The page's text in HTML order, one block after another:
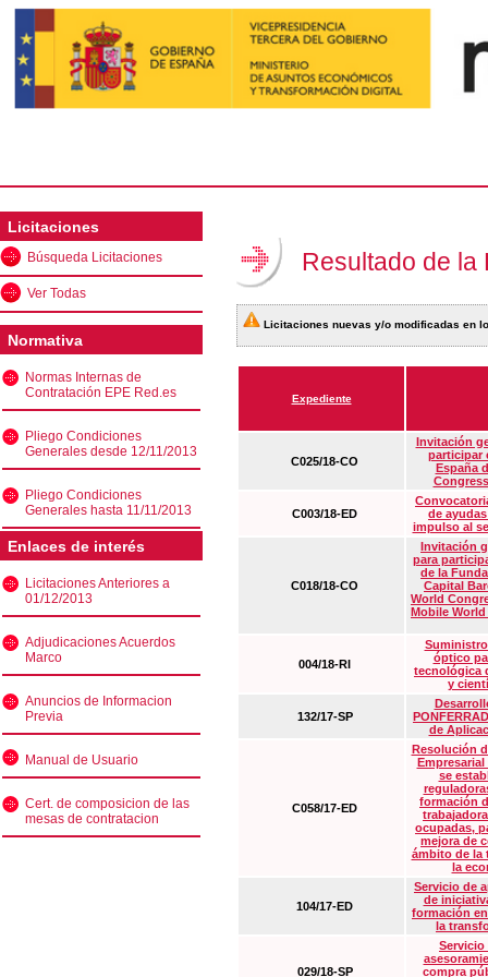
Licitaciones
Búsqueda Licitaciones
Ver Todas
Normativa
Normas Internas de
Contratación EPE Red.es
Pliego Condiciones
Generales desde 12/11/2013
Pliego Condiciones
Generales hasta 11/11/2013
Enlaces de interés
Licitaciones Anteriores a
01/12/2013
Adjudicaciones Acuerdos
Marco
Anuncios de Informacion
Previa
Manual de Usuario
Cert. de composicion de las
mesas de contratacion
Resultado de la
Licitaciones nuevas y/o modificadas en
Expediente
C025/18-CO
Invitación
participar
España
C003/18-ED
de
impulso al
C018/18-CO
Invitación
para
de la
Capital
World
Mobile
004/18-RI
óptico
tecnológica
y
132/17-SP
de
C058/17-ED
Resolución
Empresarial
se
formación
ocupadas,
mejora de
ámbito de la
la
104/17-ED
Servicio de
de
formación
la
029/18-SP
Servicio
compra